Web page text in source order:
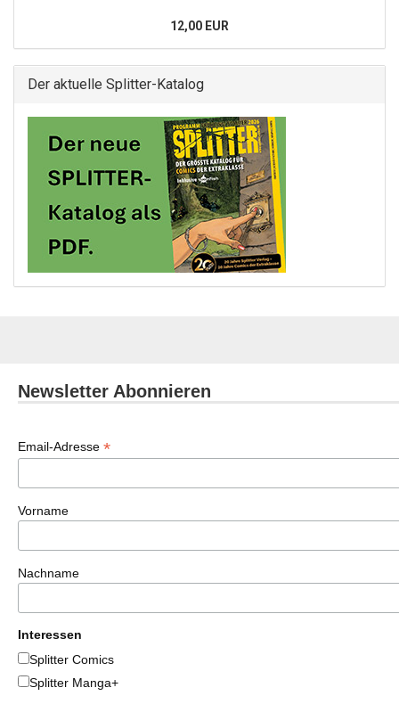
12,00 EUR
Der aktuelle Splitter-Katalog
Newsletter Abonnieren
Email-Adresse *
Vorname
Nachname
Interessen
Splitter Comics
Splitter Manga+